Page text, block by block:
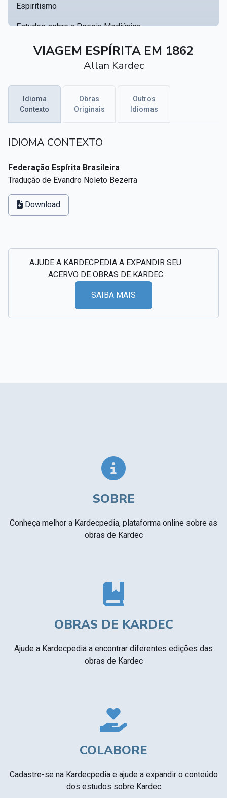
Espiritismo
Estudos sobre a Poesia Mediúnica
Catálogo racional de obras para se fundar uma
Hippolyte Léon Denizard Rivail
Textos citados em O Livro dos Médiuns
CSI - Imagens e registros históricos do espiritismo
VIAGEM ESPÍRITA EM 1862
Allan Kardec
Idioma
Contexto
Obras
Originais
Outros
Idiomas
IDIOMA CONTEXTO
Federação Espírita Brasileira
Tradução de Evandro Noleto Bezerra
Download
AJUDE A KARDECPEDIA A EXPANDIR SEU
ACERVO DE OBRAS DE KARDEC
SAIBA MAIS
SOBRE
Conheça melhor a Kardecpedia, plataforma online sobre as
obras de Kardec
OBRAS DE KARDEC
Ajude a Kardecpedia a encontrar diferentes edições das
obras de Kardec
COLABORE
Cadastre-se na Kardecpedia e ajude a expandir o conteúdo
dos estudos sobre Kardec